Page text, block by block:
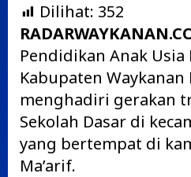
Dilihat: 352
Pendidikan Anak Usia
Kabupaten
menghadiri gerakan
Sekolah Dasar di
yang bertempat di
Ma’arif.